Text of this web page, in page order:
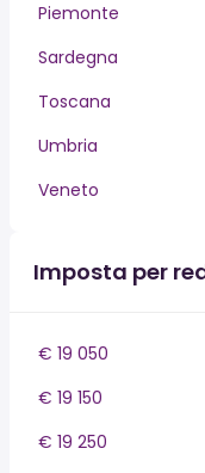
Piemonte
Sardegna
Toscana
Umbria
Veneto
Imposta per
€ 19 050
€ 19 150
€ 19 250